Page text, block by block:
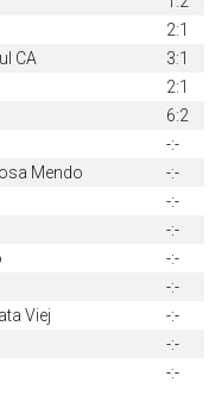
2:1
CA
3:1
2:1
6:2
-:-
Mendo
-:-
-:-
-:-
-:-
-:-
Viej
-:-
-:-
-:-